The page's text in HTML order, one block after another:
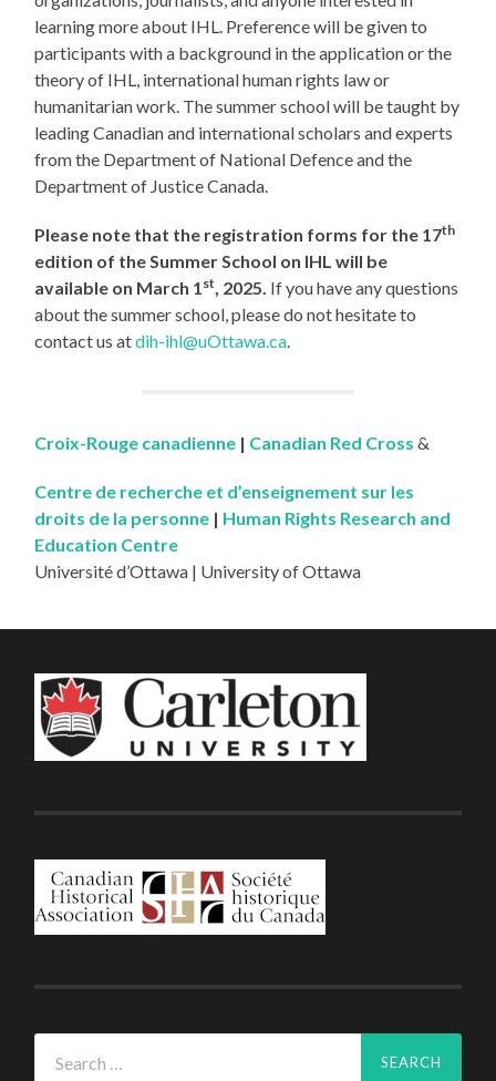
learning more about IHL. Preference will be given to
participants with a background in the application or the
theory of IHL, international human rights law or
humanitarian work. The summer school will be taught by
leading Canadian and international scholars and experts
from the Department of National Defence and the
Department of Justice Canada.
Please note that the registration forms for the 17th
edition of the Summer School on IHL will be
available on March 1 st , 2025. If you have any questions
about the summer school, please do not hesitate to
contact us atdih-ihl@uOttawa.ca
Croix-Rouge canadienne | Canadian Red Cross &
Centre de recherche et d’enseignement sur les
droits de la personne | Human Rights Research and
Education Centre
Université d’Ottawa | University of Ottawa
for: